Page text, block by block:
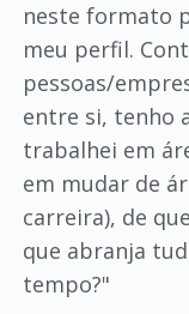
neste formato
meu perfil.
pessoas/
entre si, tenho
trabalhei em
em mudar de
carreira), de
que abranja
tempo?"